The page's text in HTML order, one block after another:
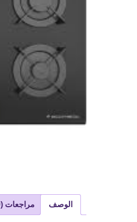
الوصف مراجعات (0)